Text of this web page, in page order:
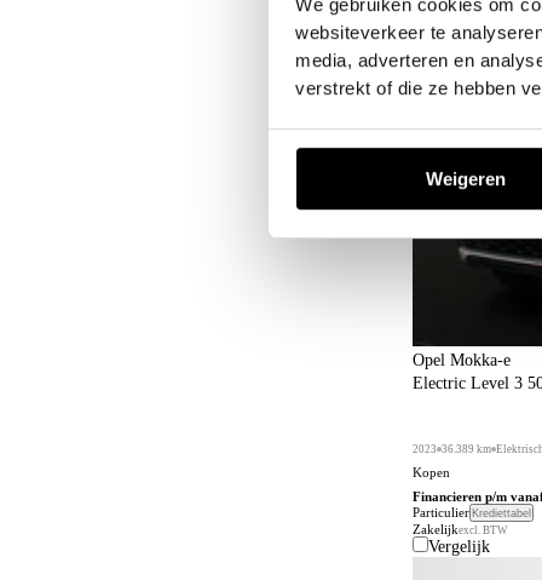
We gebruiken cookies om
websiteverkeer te
media, adverteren en
verstrekt of die ze hebben
Weigeren
Opel Mokka-e
Electric Level 3
2023 36.389 km Elektrisch
Kopen
Financieren p/m
ParticulierKrediettabel
Zakelijkexcl. BTW
Vergelijk